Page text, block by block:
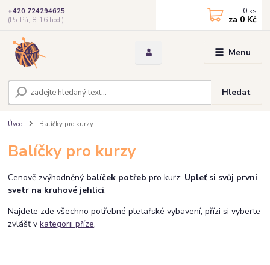
Menu
Hledat
+420 724294625
(Po-Pá, 8-16 hod.)
0 ks
za 0 Kč
Úvod Balíčky pro kurzy
Balíčky pro kurzy
Cenově zvýhodněný balíček potřeb pro kurz: Upleť si svůj první
svetr na kruhové jehlici.
Najdete zde všechno potřebné pletařské vybavení, přízi si vyberte
zvlášť vkategorii příze.